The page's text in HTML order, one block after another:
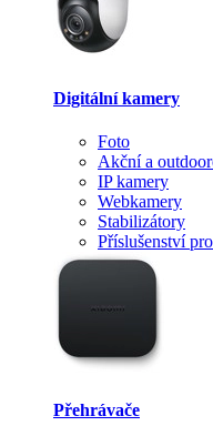
Digitální kamery
Foto
Akční a
IP kamery
Webkamery
Stabilizátory
Příslušenství
Přehrávače